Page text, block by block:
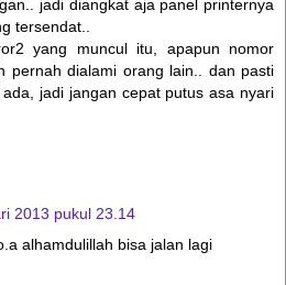
jadi diangkat aja panel printernya
tersendat..
yang muncul itu, apapun nomor
pernah dialami orang lain.. dan pasti
jadi jangan cepat putus asa nyari
2013 pukul 23.14
alhamdulillah bisa jalan lagi